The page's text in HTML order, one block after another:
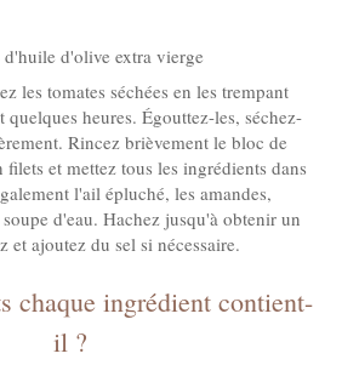
d'olive extra vierge
les tomates séchées en les trempant
quelques heures. Égouttez-les, séchez-
Rincez brièvement le bloc de
et mettez tous les ingrédients dans
l'ail épluché, les amandes,
d'eau. Hachez jusqu'à obtenir un
et ajoutez du sel si nécessaire.
chaque ingrédient contient-
il ?